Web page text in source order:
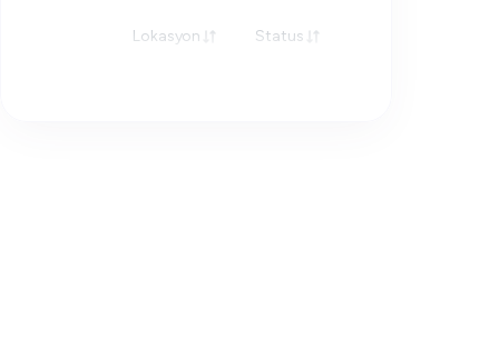
Lokasyon Status